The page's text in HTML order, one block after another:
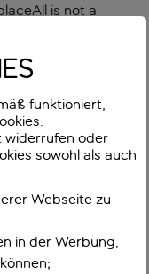
is not a
funktioniert,
widerrufen oder
sowohl als auch
Webseite zu
in der Werbung,